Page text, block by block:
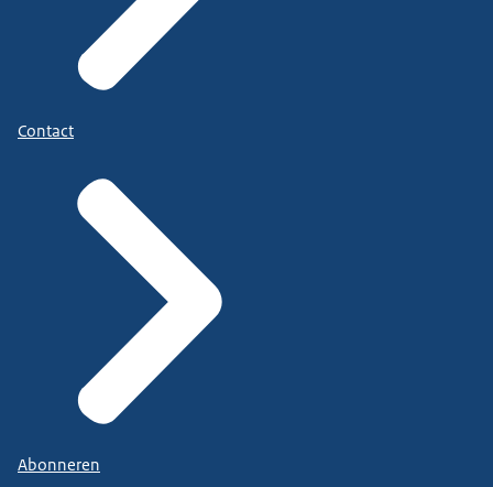
Contact
Abonneren